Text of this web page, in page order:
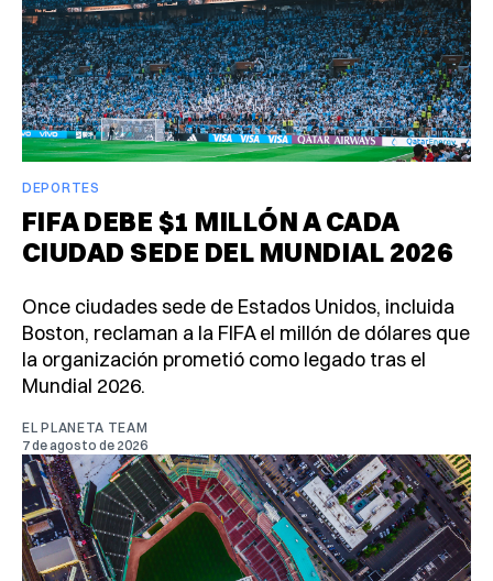
DEPORTES
FIFA DEBE $1 MILLÓN A CADA
CIUDAD SEDE DEL MUNDIAL 2026
Once ciudades sede de Estados Unidos, incluida
Boston, reclaman a la FIFA el millón de dólares que
la organización prometió como legado tras el
Mundial 2026.
EL PLANETA TEAM
7 de agosto de 2026